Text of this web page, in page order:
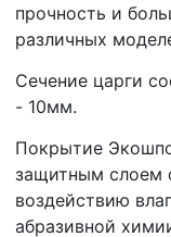
прочность и
различных
Сечение царги
- 10мм.
Покрытие
защитным слоем
воздействию
абразивной